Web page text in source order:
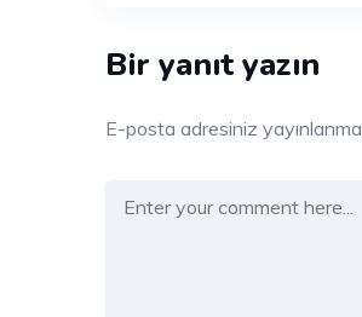
Bir yanıt yazın
E-posta adresiniz